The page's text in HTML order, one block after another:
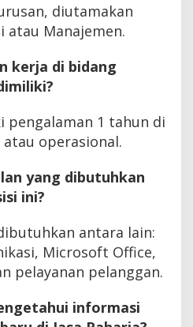
diutamakan
atau Manajemen.
kerja di bidang
pengalaman 1 tahun di
operasional.
yang dibutuhkan
ini?
antara lain:
Microsoft Office,
pelayanan pelanggan.
informasi